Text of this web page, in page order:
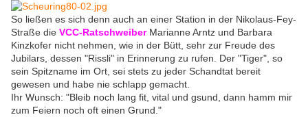
So ließen es sich denn auch an einer Station in der Nikolaus-Fey-
Straße die VCC-RatschweiberMarianne Arntz und Barbara
Kinzkofer nicht nehmen, wie in der Bütt, sehr zur Freude des
Jubilars, dessen "Rissli" in Erinnerung zu rufen. Der "Tiger", so
sein Spitzname im Ort, sei stets zu jeder Schandtat bereit
gewesen und habe nie schlapp gemacht.
Ihr Wunsch: "Bleib noch lang fit, vital und gsund, dann hamm mir
zum Feiern noch oft einen Grund."